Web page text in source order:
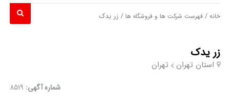
خانه /فهرست شرکت ها و فروشگاه ها / زر یدک
زر یدک
استان تهران تهران
شماره آگهی: 8519